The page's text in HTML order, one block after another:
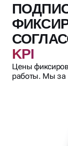
KPI
Цены
работы. Мы за